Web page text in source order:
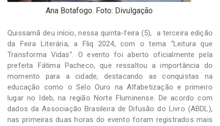
Ana Botafogo. Foto: Divulgação
Quissamã deu início, nessa quinta-feira (5), a terceira edição
da Feira Literária, a Fliq 2024, com o tema “Leitura que
Transforma Vidas”. O evento foi aberto oficialmente pela
prefeita Fátima Pacheco, que ressaltou a importância do
momento para a cidade, destacando as conquistas na
educação como o Selo Ouro na Alfabetização e primeiro
lugar no Ideb, na região Norte Fluminense. De acordo com
dados da Associação Brasileira de Difusão do Livro (ABDL),
nas primeiras duas horas do evento foram registrados mais